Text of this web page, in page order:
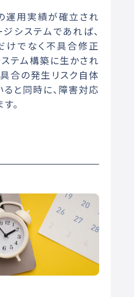
運用実績が確立され
システムであれば、
けでなく不具合修正
テム構築に生かされ
合の発生リスク自体
と同時に、障害対応
。